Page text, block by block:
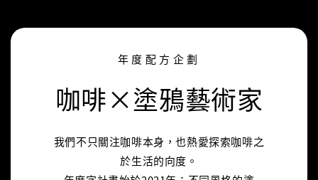
年度配方企劃
咖啡×塗鴉藝術家
我們不只關注咖啡本身，也熱愛探索咖啡之
於生活的向度。